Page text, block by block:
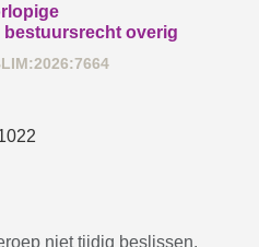
overig
niet tijdig beslissen.